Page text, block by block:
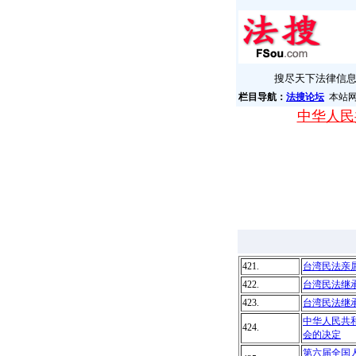
搜尽天下法律信息
栏目导航： 法搜论坛 本站
中华人
421.
台湾民法亲
422.
台湾民法继
423.
台湾民法继
424.
中华人民共
会的决定
第六届全国